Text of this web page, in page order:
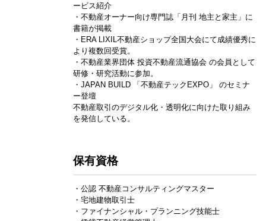
ービス紹介
・不動産オーナー向け専門誌「月刊 地主と家主」に
書籍が掲載
・ERA LIXIL不動産ショップ全国大会にて成績優秀に
より複数回受賞。
・不動産業界団体 投資不動産流通協会 の会員として
研修・研究活動に参加。
・JAPAN BUILD 「不動産テックEXPO」 のセミナ
ー登壇
不動産取引のデジタル化・透明化に向けた取り組み
を発信している。
保有資格
・公認 不動産コンサルティングマスター
・宅地建物取引士
・ファイナンシャル・プランニング技能士